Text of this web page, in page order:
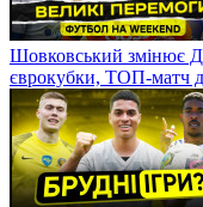
Шовковський змінює
єврокубки, ТОП-матч